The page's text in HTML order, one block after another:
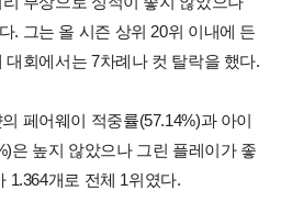
. 그는 올 시즌 상위 20위 이내에 든
대회에서는 7차례나 컷 탈락을 했다.
페어웨이 적중률(57.14%)과 아이
은 높지 않았으나 그린 플레이가 좋
1.364개로 전체 1위였다.